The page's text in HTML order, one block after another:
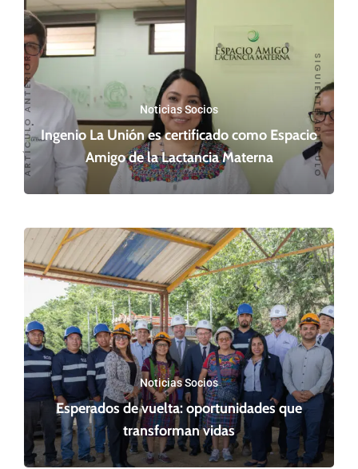
Noticias Socios
Ingenio La Unión es certificado como Espacio
Amigo de la Lactancia Materna
Noticias Socios
Esperados de vuelta: oportunidades que
transforman vidas
ARTÍCULO ANTERIOR SIGUIENTE ARTÍCULO